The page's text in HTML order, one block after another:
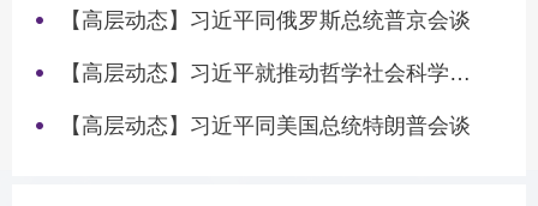
【高层动态】习近平同俄罗斯总统普京会谈
【高层动态】习近平就推动哲学社会科学高质量发展作出重要指示
【高层动态】习近平同美国总统特朗普会谈